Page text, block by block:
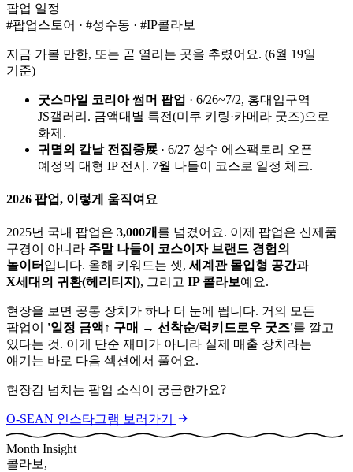
팝업 일정
#팝업스토어 · #성수동 · #IP콜라보
지금 가볼 만한, 또는 곧 열리는 곳을 추렸어요. (6월 19일
기준)
굿스마일 코리아 썸머 팝업 · 6/26~7/2, 홍대입구역
JS갤러리. 금액대별 특전(미쿠 키링·카메라 굿즈)으로
화제.
귀멸의 칼날 전집중展 · 6/27 성수 에스팩토리 오픈
예정의 대형 IP 전시. 7월 나들이 코스로 일정 체크.
2026 팝업, 이렇게 움직여요
2025년 국내 팝업은 3,000개 를 넘겼어요. 이제 팝업은 신제품
구경이 아니라 주말 나들이 코스이자 브랜드 경험의
놀이터 입니다. 올해 키워드는 셋, 세계관 몰입형 공간과
X세대의 귀환(헤리티지), 그리고 IP 콜라보예요.
현장을 보면 공통 장치가 하나 더 눈에 띕니다. 거의 모든
팝업이 '일정 금액↑ 구매 → 선착순/럭키드로우 굿즈'를 깔고
있다는 것. 이게 단순 재미가 아니라 실제 매출 장치라는
얘기는 바로 다음 섹션에서 풀어요.
현장감 넘치는 팝업 소식이 궁금한가요?
O-SEAN 인스타그램 보러가기
Month Insight
콜라보,